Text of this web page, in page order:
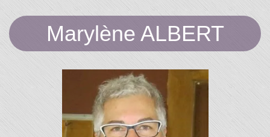
Annuaire
des
praticiens
conseillé
Marylène ALBERT